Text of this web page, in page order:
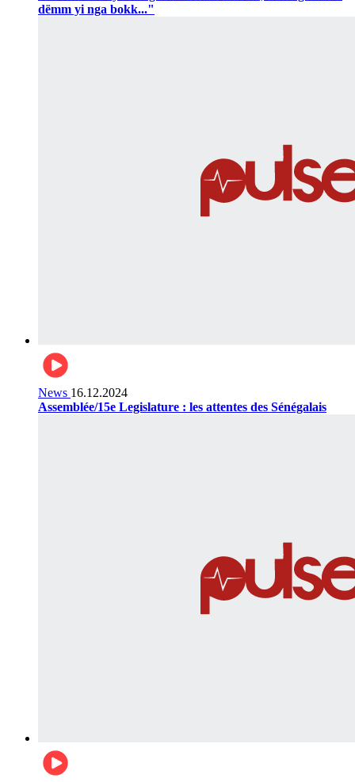
dëmm yi nga bokk..."
News 16.12.2024
Assemblée/15e Legislature : les attentes des Sénégalais